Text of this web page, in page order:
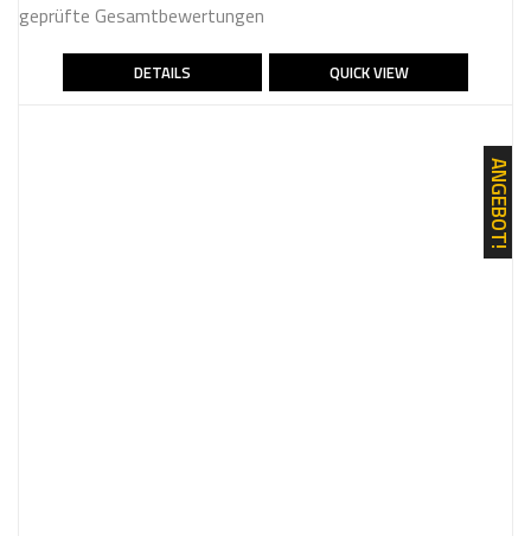
WAR:
94,90 €
IST:
49,90 €.
Bewertet mit
geprüfte Gesamtbewertungen
DETAILS QUICK VIEW
ANGEBOT!